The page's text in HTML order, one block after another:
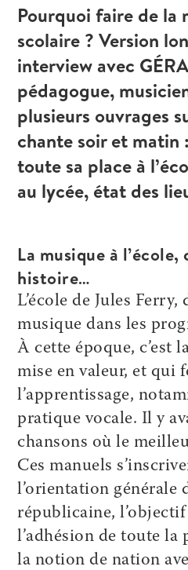
Pourquoi faire de la
scolaire ? Version
interview avec
pédagogue,
plusieurs ouvrages
chante soir et matin
toute sa place à
au lycée, état des
La musique à l’école,
histoire…
L’école de Jules
musique dans les
À cette époque, c’est
mise en valeur, et qui
l’apprentissage,
pratique vocale. Il y
chansons où le
Ces manuels
l’orientation générale
républicaine,
l’adhésion de toute la
la notion de nation